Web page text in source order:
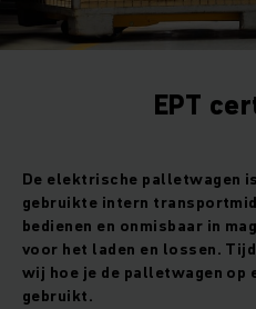
EPT
De elektrische palletwagen
gebruikte intern
bedienen en onmisbaar in
voor het laden en lossen.
wij hoe je de palletwagen op
gebruikt.